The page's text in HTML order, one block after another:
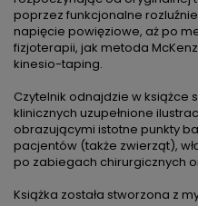
poprzez funkcjonalne
napięcie powięziowe, aż po
fizjoterapii, jak metoda
kinesio-taping.
Czytelnik odnajdzie w książce
klinicznych uzupełnione
obrazującymi istotne punkty
pacjentów (także zwierząt),
po zabiegach chirurgicznych
Książka została stworzona z